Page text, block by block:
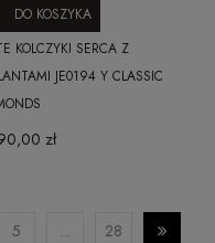
KOLCZYKI SERCA Z
JE0194 Y CLASSIC
zł
DO KOSZYKA
5 ... 28